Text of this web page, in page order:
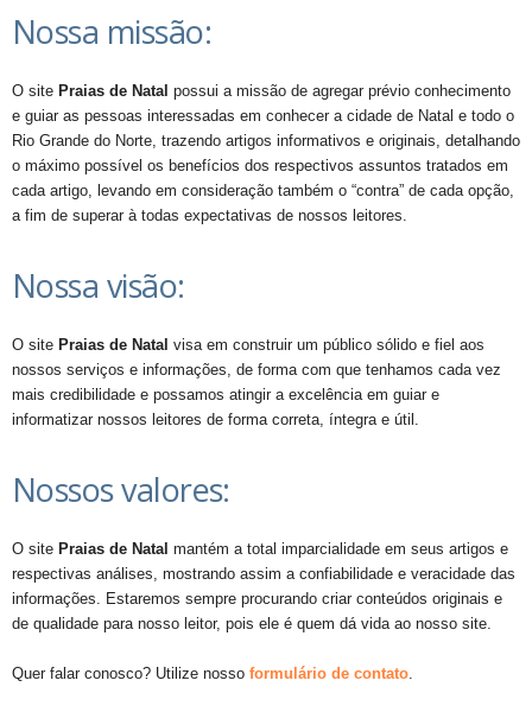
Nossa missão:
O site Praias de Natal possui a missão de agregar prévio conhecimento
e guiar as pessoas interessadas em conhecer a cidade de Natal e todo o
Rio Grande do Norte, trazendo artigos informativos e originais, detalhando
o máximo possível os benefícios dos respectivos assuntos tratados em
cada artigo, levando em consideração também o “contra” de cada opção,
a fim de superar à todas expectativas de nossos leitores.
Nossa visão:
O site Praias de Natal visa em construir um público sólido e fiel aos
nossos serviços e informações, de forma com que tenhamos cada vez
mais credibilidade e possamos atingir a excelência em guiar e
informatizar nossos leitores de forma correta, íntegra e útil.
Nossos valores:
O site Praias de Natal mantém a total imparcialidade em seus artigos e
respectivas análises, mostrando assim a confiabilidade e veracidade das
informações. Estaremos sempre procurando criar conteúdos originais e
de qualidade para nosso leitor, pois ele é quem dá vida ao nosso site.
Quer falar conosco? Utilize nosso formulário de contato.